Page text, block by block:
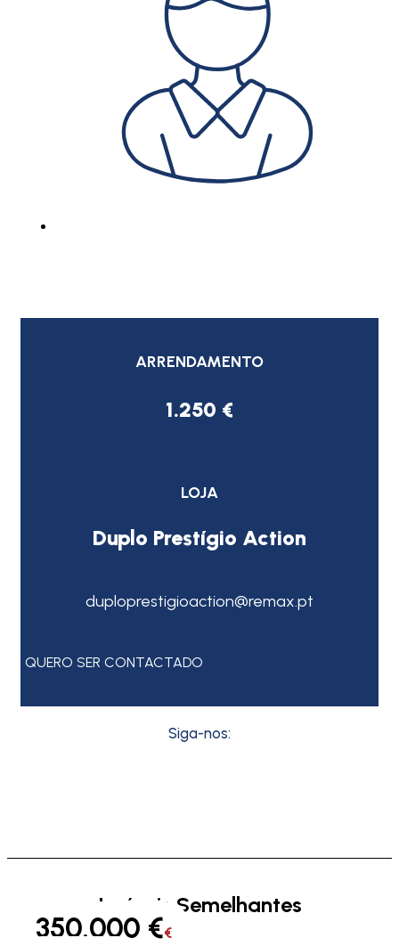
ARRENDAMENTO
1.250 €
LOJA
Duplo Prestígio Action
duploprestigioaction@remax.pt
QUERO SER CONTACTADO
Siga-nos:
Imóveis Semelhantes
350.000 €€